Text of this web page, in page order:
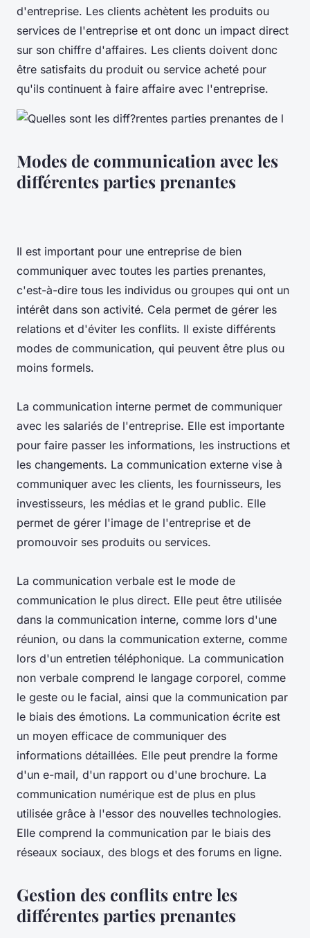
d'entreprise. Les clients achètent les produits ou
services de l'entreprise et ont donc un impact direct
sur son chiffre d'affaires. Les clients doivent donc
être satisfaits du produit ou service acheté pour
qu'ils continuent à faire affaire avec l'entreprise.
Modes de communication avec les
différentes parties prenantes
Il est important pour une entreprise de bien
communiquer avec toutes les parties prenantes,
c'est-à-dire tous les individus ou groupes qui ont un
intérêt dans son activité. Cela permet de gérer les
relations et d'éviter les conflits. Il existe différents
modes de communication, qui peuvent être plus ou
moins formels.
La communication interne permet de communiquer
avec les salariés de l'entreprise. Elle est importante
pour faire passer les informations, les instructions et
les changements. La communication externe vise à
communiquer avec les clients, les fournisseurs, les
investisseurs, les médias et le grand public. Elle
permet de gérer l'image de l'entreprise et de
promouvoir ses produits ou services.
La communication verbale est le mode de
communication le plus direct. Elle peut être utilisée
dans la communication interne, comme lors d'une
réunion, ou dans la communication externe, comme
lors d'un entretien téléphonique. La communication
non verbale comprend le langage corporel, comme
le geste ou le facial, ainsi que la communication par
le biais des émotions. La communication écrite est
un moyen efficace de communiquer des
informations détaillées. Elle peut prendre la forme
d'un e-mail, d'un rapport ou d'une brochure. La
communication numérique est de plus en plus
utilisée grâce à l'essor des nouvelles technologies.
Elle comprend la communication par le biais des
réseaux sociaux, des blogs et des forums en ligne.
Gestion des conflits entre les
différentes parties prenantes